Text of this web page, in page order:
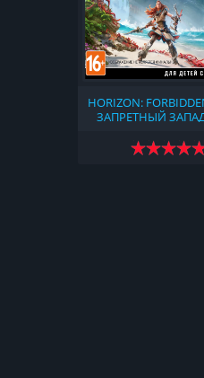
HORIZON:
ЗАПРЕТНЫЙ ЗАПАД